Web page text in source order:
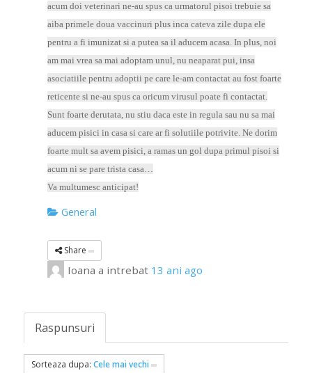
acum doi veterinari ne-au spus ca urmatorul pisoi trebuie sa
aiba primele doua vaccinuri plus inca cateva zile dupa ele
pentru a fi imunizat si a putea sa il aducem acasa. In plus, noi
am mai vrea sa mai adoptam unul, nu neaparat pui, insa
asociatiile pentru adoptii pe care le-am contactat au fost foarte
reticente si ne-au spus ca oricum virusul poate fi contactat.
Sunt foarte derutata, nu stiu daca este in regula sau nu sa mai
aducem pisici in casa si care ar fi solutiile potrivite. Ne dorim
foarte mult sa avem pisici, a ramas un gol dupa primul pisoi si
acum ni se pare trista casa…
Va multumesc anticipat!
General
Share
Ioana a intrebat 13 ani ago
Raspunsuri
Sorteaza dupa: Cele mai vechi